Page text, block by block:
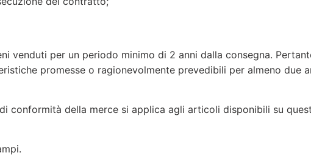
venduti per un periodo minimo di 2 anni dalla consegna.
promesse o ragionevolmente prevedibili per almeno due
conformità della merce si applica agli articoli disponibili su